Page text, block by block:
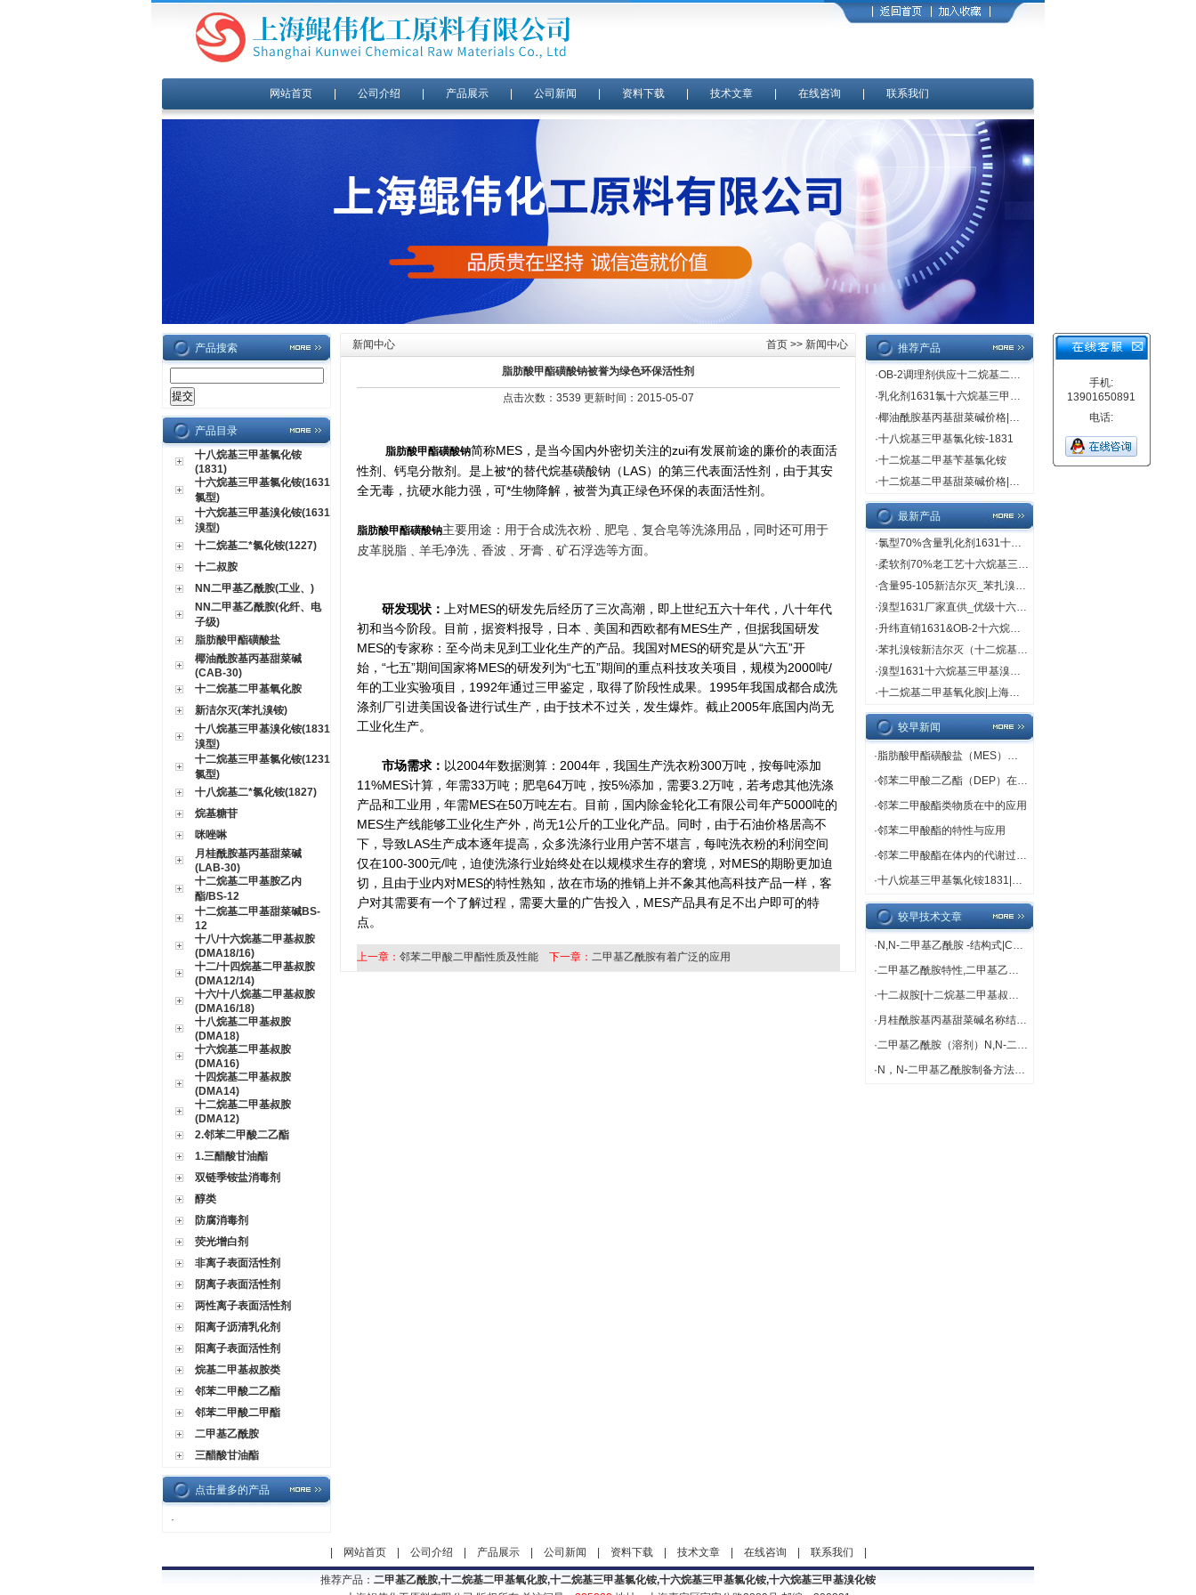
网站首页| 公司介绍 产品展示| 公司新闻 资料下载| 技术文章| 在线咨询 联系我们
手机:
13901650891
电话:
产品搜索
产品目录
十八烷基三甲基氯化铵
(1831)
十六烷基三甲基氯化铵(1631
氯型)
十六烷基三甲基溴化铵(1631
溴型)
十二烷基二*氯化铵(1227)
十二叔胺
NN二甲基乙酰胺(工业、)
NN二甲基乙酰胺(化纤、电
子级)
脂肪酸甲酯磺酸盐
椰油酰胺基丙基甜菜碱
(CAB-30)
十二烷基二甲基氧化胺
新洁尔灭(苯扎溴铵)
十八烷基三甲基溴化铵(1831
溴型)
十二烷基三甲基氯化铵(1231
氯型)
十八烷基二*氯化铵(1827)
烷基糖苷
咪唑啉
月桂酰胺基丙基甜菜碱
(LAB-30)
十二烷基二甲基胺乙内
酯/BS-12
十二烷基二甲基甜菜碱BS-
12
十八/十六烷基二甲基叔胺
(DMA18/16)
十二/十四烷基二甲基叔胺
(DMA12/14)
十六/十八烷基二甲基叔胺
(DMA16/18)
十八烷基二甲基叔胺
(DMA18)
十六烷基二甲基叔胺
(DMA16)
十四烷基二甲基叔胺
(DMA14)
十二烷基二甲基叔胺
(DMA12)
2.邻苯二甲酸二乙酯
1.三醋酸甘油酯
双链季铵盐消毒剂
醇类
防腐消毒剂
荧光增白剂
非离子表面活性剂
阴离子表面活性剂
两性离子表面活性剂
阳离子沥清乳化剂
阳离子表面活性剂
烷基二甲基叔胺类
邻苯二甲酸二乙酯
邻苯二甲酸二甲酯
二甲基乙酰胺
三醋酸甘油酯
点击量多的产品
·
新闻中心 首页 >> 新闻中心
脂肪酸甲酯磺酸钠被誉为绿色环保活性剂
点击次数：3539 更新时间：2015-05-07
脂肪酸甲酯磺酸钠简称MES，是当今国内外密切关注的zui有发展前途的廉价的表面活
性剂、钙皂分散剂。是上被*的替代烷基磺酸钠（LAS）的第三代表面活性剂，由于其安
全无毒，抗硬水能力强，可*生物降解，被誉为真正绿色环保的表面活性剂。
脂肪酸甲酯磺酸钠主要用途：用于合成洗衣粉﹑肥皂﹑复合皂等洗涤用品，同时还可用于
皮革脱脂﹑羊毛净洗﹑香波﹑牙膏﹑矿石浮选等方面。
研发现状：
上对MES的研发先后经历了三次高潮，即上世纪五六十年代，八十年代
初和当今阶段。目前，据资料报导，日本﹑美国和西欧都有MES生产，但据我国研发
MES的专家称：至今尚未见到工业化生产的产品。我国对MES的研究是从“六五”开
始，“七五”期间国家将MES的研发列为“七五”期间的重点科技攻关项目，规模为2000吨/
年的工业实验项目，1992年通过三甲鉴定，取得了阶段性成果。1995年我国成都合成洗
涤剂厂引进美国设备进行试生产，由于技术不过关，发生爆炸。截止2005年底国内尚无
工业化生产。
市场需求： 以2004年数据测算：2004年，我国生产洗衣粉300万吨，按每吨添加
11%MES计算，年需33万吨；肥皂64万吨，按5%添加，需要3.2万吨，若考虑其他洗涤
产品和工业用，年需MES在50万吨左右。目前，国内除金轮化工有限公司年产5000吨的
MES生产线能够工业化生产外，尚无1公斤的工业化产品。同时，由于石油价格居高不
下，导致LAS生产成本逐年提高，众多洗涤行业用户苦不堪言，每吨洗衣粉的利润空间
仅在100-300元/吨，迫使洗涤行业始终处在以规模求生存的窘境，对MES的期盼更加迫
切，且由于业内对MES的特性熟知，故在市场的推销上并不象其他高科技产品一样，客
户对其需要有一个了解过程，需要大量的广告投入，MES产品具有足不出户即可的特
点。
上一章： 邻苯二甲酸二甲酯性质及性能 下一章： 二甲基乙酰胺有着广泛的应用
推荐产品
·OB-2调理剂供应十二烷基二甲基氧化胺
·乳化剂1631氯十六烷基三甲基氯化铵价格直销
·椰油酰胺基丙基甜菜碱价格|直销
·十八烷基三甲基氯化铵-1831
·十二烷基二甲基苄基氯化铵
·十二烷基二甲基甜菜碱价格|直销
最新产品
·氯型70%含量乳化剂1631十六烷基三甲基氯（溴）化铵
·柔软剂70%老工艺十六烷基三甲基溴化铵（1631溴型）
·含量95-105新洁尔灭_苯扎溴铵品牌_上海鲲伟规格95-105
·溴型1631厂家直供_优级十六烷基三甲基溴化铵_新价格
·升纬直销1631&OB-2十六烷基三甲基溴化铵十二烷基二甲基氧化胺
·苯扎溴铵新洁尔灭（十二烷基二甲基苄基溴化铵）
·溴型1631十六烷基三甲基溴化铵CMC值_上海升纬生产
·十二烷基二甲基氧化胺|上海升纬化工原料
较早新闻
·脂肪酸甲酯磺酸盐（MES）在洗涤剂中的应用
·邻苯二甲酸二乙酯（DEP）在包装也有应用
·邻苯二甲酸酯类物质在中的应用
·邻苯二甲酸酯的特性与应用
·邻苯二甲酸酯在体内的代谢过程解析
·十八烷基三甲基氯化铵1831|中文名称 |十八烷基三甲基氯化铵[1] 别名 1831 英文名称 Octadearyl dimethyl ammonium chloride 英文别名 n-Octadecyltrimethylammonium Chloride; trimethyloctadecylammonium chloride; Octadearyldimethylammonium chloride; Octadecyl Trimethyl Ammonium Chloride; O
较早技术文章
· N,N-二甲基乙酰胺 -结构式|CAS|物化性质|化学名称|英文名称|分 子 式|结 构 式
·二甲基乙酰胺特性,二甲基乙酰胺用途
·十二叔胺[十二烷基二甲基叔胺]性质描述生产方法用途
· 月桂酰胺基丙基甜菜碱名称结构用途
·二甲基乙酰胺（溶剂）N,N-二甲基乙酰胺制造的聚偏氟乙烯（PVDF）中空纤维膜及应用
· N，N-二甲基乙酰胺制备方法性质用途
网站首页| 公司介绍 产品展示| 公司新闻 资料下载| 技术文章| 在线咨询 联系我们
推荐产品： 二甲基乙酰胺,十二烷基二甲基氧化胺,十二烷基三甲基氯化铵,十六烷基三甲基氯化铵,十六烷基三甲基溴化铵